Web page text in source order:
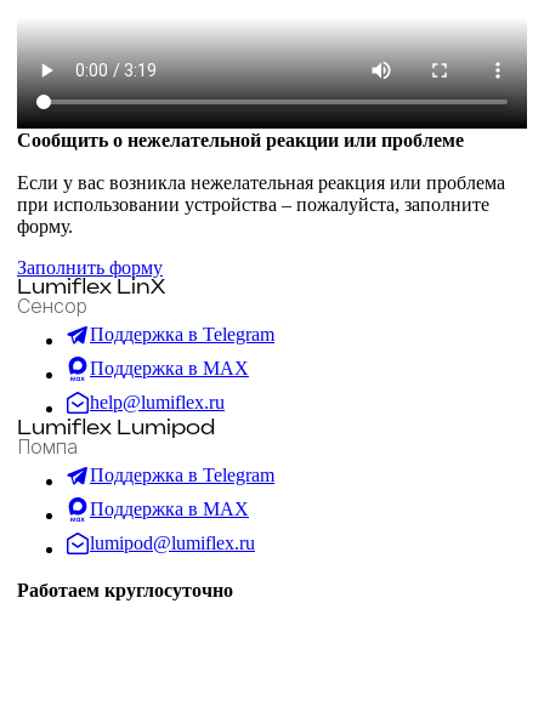
Сообщить о нежелательной реакции или проблеме
Если у вас возникла нежелательная реакция или проблема
при использовании устройства – пожалуйста, заполните
форму.
Заполнить форму
Lumiflex LinX
Сенсор
Поддержка в Telegram
Поддержка в MAX
help@lumiflex.ru
Lumiflex Lumipod
Помпа
Поддержка в Telegram
Поддержка в MAX
lumipod@lumiflex.ru
Работаем круглосуточно